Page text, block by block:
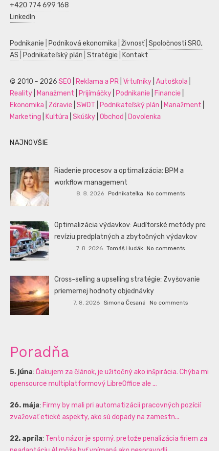
+420 774 699 168
LinkedIn
Podnikanie Podniková ekonomika Živnosť| Spoločnosti SRO,
AS
Podnikateľský plán Stratégie Kontakt
© 2010 - 2026 SEO Reklama a PR Vrtuľníky Autoškola
Reality
Manažment Prijímáčky Podnikanie Financie
Ekonomika
Zdravie SWOT Podnikateľský plán Manažment
Marketing
Kultúra Skúšky Obchod Dovolenka
NAJNOVŠIE
Riadenie procesov a optimalizácia: BPM a
workflow management
8. 8. 2026 Podnikateľka No comments
Optimalizácia výdavkov: Audítorské metódy pre
revíziu predplatných a zbytočných výdavkov
7. 8. 2026 Tomáš Hudák No comments
Cross-selling a upselling stratégie: Zvyšovanie
priemernej hodnoty objednávky
7. 8. 2026 Simona Česaná No comments
Poradňa
5. júna: Ďakujem za článok, je užitočný ako inšpirácia. Chýba mi
opensource multiplatformový LibreOffice ale ...
26. mája: Firmy by mali pri automatizácii pracovných pozícií
zvažovať etické aspekty, ako sú dopady na zamestn...
22. apríla: Tento názor je sporný, pretože penalizácia firiem za